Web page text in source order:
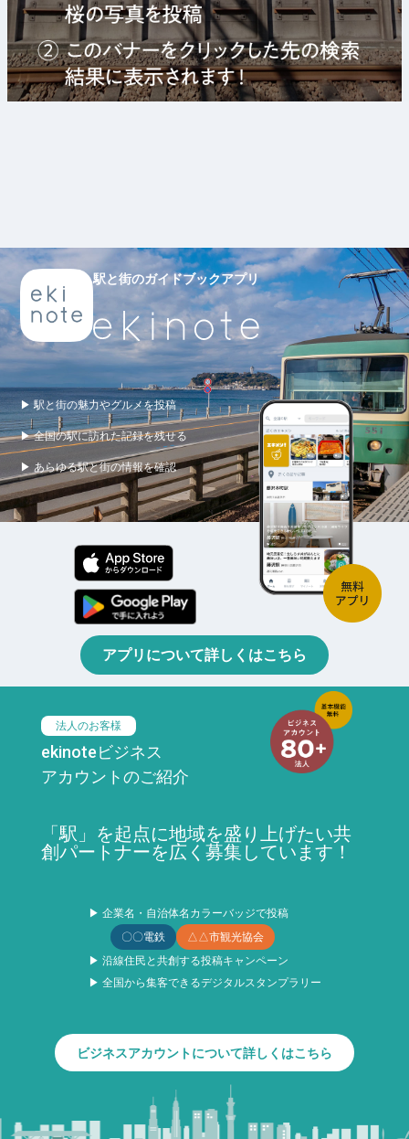
駅と街のガイドブックアプリ
▶ 駅と街の魅力やグルメを投稿
▶ 全国の駅に訪れた記録を残せる
▶ あらゆる駅と街の情報を確認
アプリについて詳しくはこちら
法人のお客様
ekinoteビジネス
アカウントのご紹介
「駅」を起点に地域を盛り上げたい共
創パートナーを広く募集しています！
▶ 企業名・自治体名カラーバッジで投稿
〇〇電鉄
△△市観光協会
▶ 沿線住民と共創する投稿キャンペーン
▶ 全国から集客できるデジタルスタンプラリー
ビジネスアカウントについて詳しくはこちら